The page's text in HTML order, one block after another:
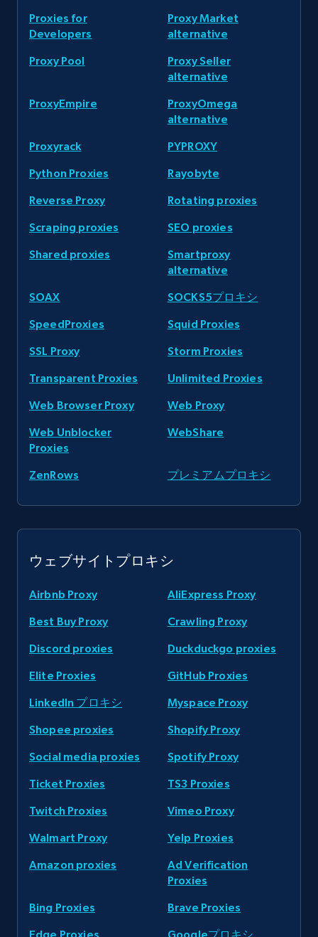
Proxies for
Developers
Proxy Market
alternative
Proxy Pool
Proxy Seller
alternative
ProxyEmpire
ProxyOmega
alternative
Proxyrack PYPROXY
Python Proxies Rayobyte
Reverse Proxy Rotating proxies
Scraping proxies SEO proxies
Shared proxies
Smartproxy
alternative
SOAX SOCKS5プロキシ
SpeedProxies Squid Proxies
SSL Proxy Storm Proxies
Transparent Proxies Unlimited Proxies
Web Browser Proxy Web Proxy
Web Unblocker
Proxies
WebShare
ZenRows プレミアムプロキシ
ウェブサイトプロキシ
Airbnb Proxy AliExpress Proxy
Best Buy Proxy Crawling Proxy
Discord proxies Duckduckgo proxies
Elite Proxies GitHub Proxies
LinkedIn プロキシ Myspace Proxy
Shopee proxies Shopify Proxy
Social media proxies Spotify Proxy
Ticket Proxies TS3 Proxies
Twitch Proxies Vimeo Proxy
Walmart Proxy Yelp Proxies
Amazon proxies
Ad Verification
Proxies
Bing Proxies Brave Proxies
Edge Proxies Googleプロキシ